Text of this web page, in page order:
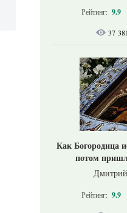
Рейтинг: 9.9
37 381
Как Богородица
потом
Рейтинг: 9.9